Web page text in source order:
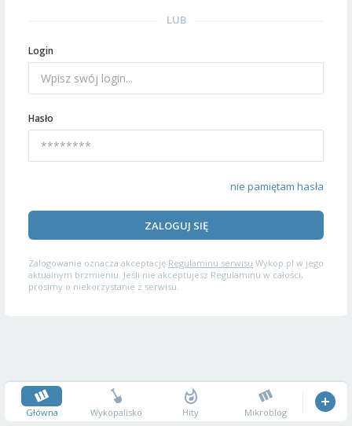
LUB
Login
Hasło
nie pamiętam hasła
ZALOGUJ SIĘ
Zalogowanie oznacza akceptację Regulaminu serwisu Wykop.pl w jego
aktualnym brzmieniu. Jeśli nie akceptujesz Regulaminu w całości,
prosimy o niekorzystanie z serwisu.
Główna Wykopalisko Hity Mikroblog